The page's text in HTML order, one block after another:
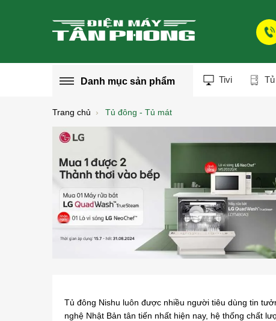
Tivi
Danh mục sản phẩm
Trang chủ Tủ đông - Tủ mát
Tủ đông Nishu luôn được nhiều người tiêu dùng tin
nghệ Nhật Bản tân tiến nhất hiện nay, hệ thống chất